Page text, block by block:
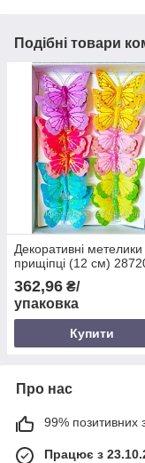
Подібні товари
Декоративні
прищіпці (12 см)
362,96 ₴/
упаковка
Купити
Про нас
99% позитивних з
Працює з